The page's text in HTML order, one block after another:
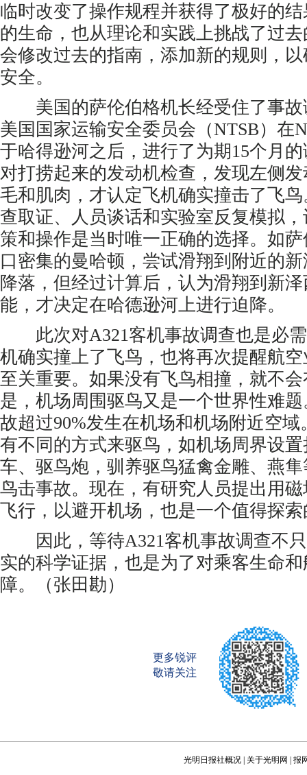
临时改变了操作规程并获得了极好的
的生命，也从理论和实践上挑战了过
会修改过去的指南，添加新的规则，
安全。
美国的萨伦伯格机长经受住了事故
美国国家运输安全委员会（NTSB）在
于哈得逊河之后，进行了为期15个月
对打捞起来的发动机检查，发现左侧
毛和肌肉，才认定飞机确实撞击了飞
查取证、人员谈话和实验室反复模拟
策和操作是当时唯一正确的选择。如
口密集的曼哈顿，尝试滑翔到附近的
降落，但经过计算后，认为滑翔到新
能，才决定在哈德逊河上进行迫降。
此次对A321客机事故调查也是必需
机确实撞上了飞鸟，也将再次提醒航
至关重要。如果没有飞鸟相撞，就不
是，机场周围驱鸟又是一个世界性难
故超过90%发生在机场和机场附近空
有不同的方式来驱鸟，如机场周界设
车、驱鸟炮，驯养驱鸟猛禽金雕、燕
鸟击事故。现在，有研究人员提出用
飞行，以避开机场，也是一个值得探
因此，等待A321客机事故调查不只
实的科学证据，也是为了对乘客生命
障。（张田勘）
更多锐评
敬请关注
光明日报社概况 关于光明网 报